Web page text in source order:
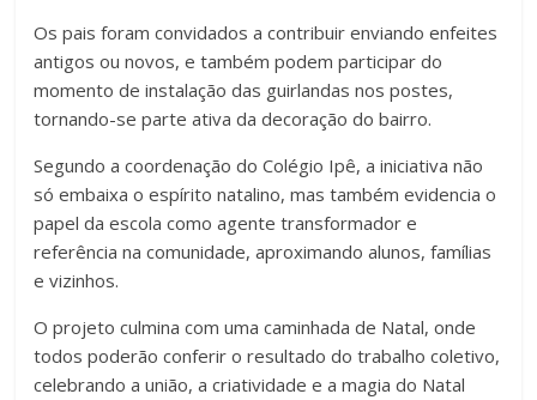
Os pais foram convidados a contribuir enviando enfeites
antigos ou novos, e também podem participar do
momento de instalação das guirlandas nos postes,
tornando-se parte ativa da decoração do bairro.
Segundo a coordenação do Colégio Ipê, a iniciativa não
só embaixa o espírito natalino, mas também evidencia o
papel da escola como agente transformador e
referência na comunidade, aproximando alunos, famílias
e vizinhos.
O projeto culmina com uma caminhada de Natal, onde
todos poderão conferir o resultado do trabalho coletivo,
celebrando a união, a criatividade e a magia do Natal